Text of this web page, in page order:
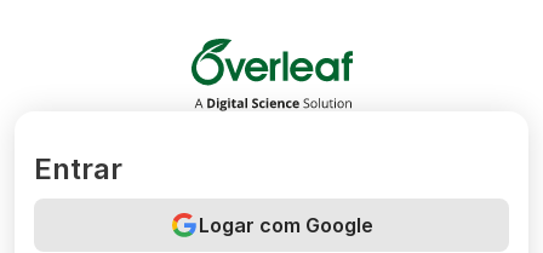
Overleaf
Entrar
Logar com Google